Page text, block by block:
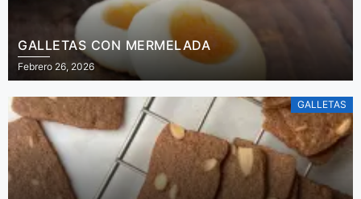
GALLETAS CON MERMELADA
Febrero 26, 2026
GALLETAS